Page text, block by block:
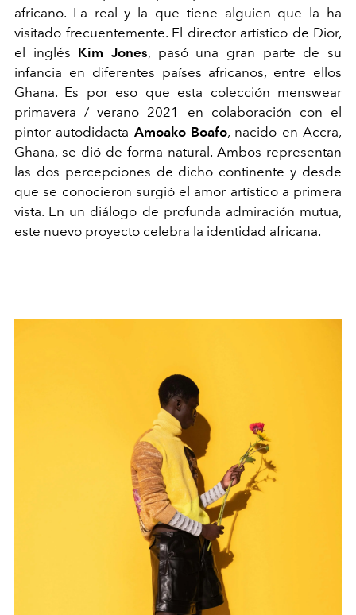
africano. La real y la que tiene alguien que la ha
visitado frecuentemente. El director artístico de Dior,
el inglés Kim Jones, pasó una gran parte de su
infancia en diferentes países africanos, entre ellos
Ghana. Es por eso que esta colección menswear
primavera / verano 2021 en colaboración con el
pintor autodidacta Amoako Boafo, nacido en Accra,
Ghana, se dió de forma natural. Ambos representan
las dos percepciones de dicho continente y desde
que se conocieron surgió el amor artístico a primera
vista. En un diálogo de profunda admiración mutua,
este nuevo proyecto celebra la identidad africana.